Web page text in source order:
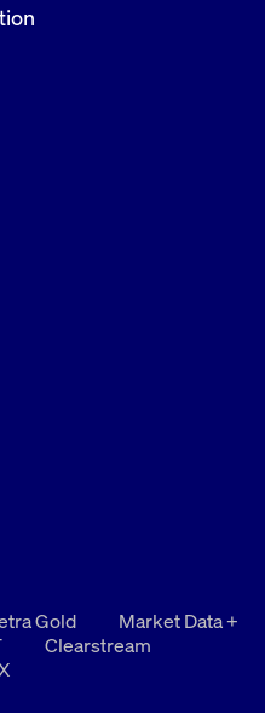
Gold
Market Data +
Clearstream